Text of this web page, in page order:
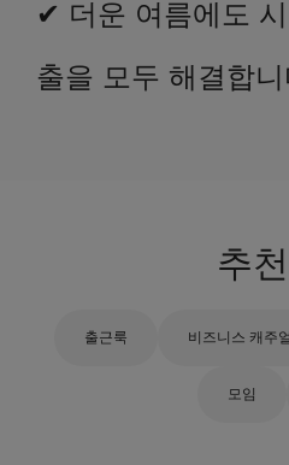
✔ 더운 여름에도
출을 모두 해결합
추
출근룩 비즈니스 캐주얼
모임